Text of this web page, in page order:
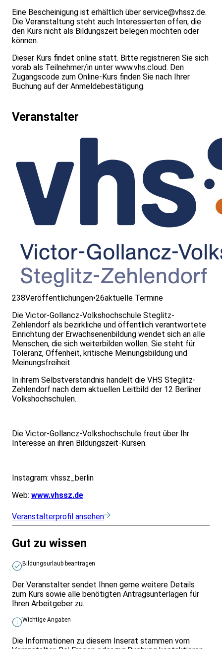
Eine Bescheinigung ist erhältlich über service@vhssz.de.
Die Veranstaltung steht auch Interessierten offen, die
den Kurs nicht als Bildungszeit belegen möchten oder
können.
Dieser Kurs findet online statt. Bitte registrieren Sie sich
vorab als Teilnehmer/in unter www.vhs.cloud. Den
Zugangscode zum Online-Kurs finden Sie nach Ihrer
Buchung auf der Anmeldebestätigung.
Veranstalter
238Veröffentlichungen•26aktuelle Termine
Die Victor-Gollancz-Volkshochschule Steglitz-
Zehlendorf als bezirkliche und öffentlich verantwortete
Einrichtung der Erwachsenenbildung wendet sich an alle
Menschen, die sich weiterbilden wollen. Sie steht für
Toleranz, Offenheit, kritische Meinungsbildung und
Meinungsfreiheit.
In ihrem Selbstverständnis handelt die VHS Steglitz-
Zehlendorf nach dem aktuellen Leitbild der 12 Berliner
Volkshochschulen.
Die Victor-Gollancz-Volkshochschule freut über Ihr
Interesse an ihren Bildungszeit-Kursen.
Instagram: vhssz_berlin
Web: www.vhssz.de
Veranstalterprofil ansehen
Gut zu wissen
Bildungsurlaub beantragen
Der Veranstalter sendet Ihnen gerne weitere Details
zum Kurs sowie alle benötigten Antragsunterlagen für
Ihren Arbeitgeber zu.
Wichtige Angaben
Die Informationen zu diesem Inserat stammen vom